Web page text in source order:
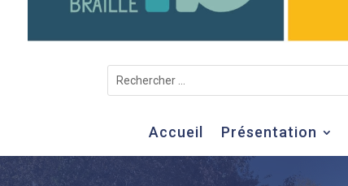
Accueil Présentation